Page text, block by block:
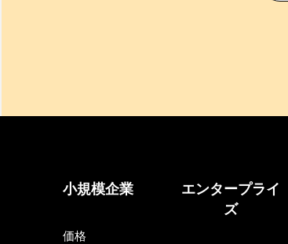
小規模企業
価格
エンタープライ
ズ